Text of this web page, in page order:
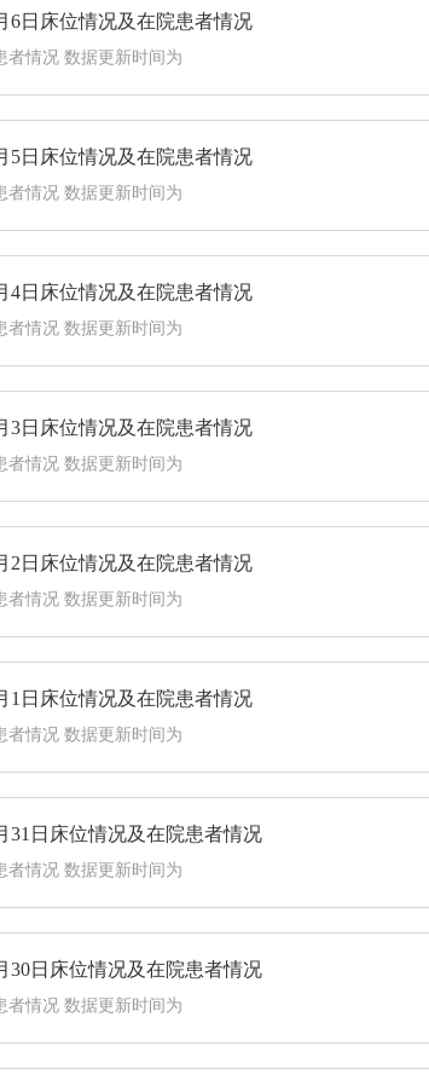
6日床位情况及在院患者情况
者情况 数据更新时间为
5日床位情况及在院患者情况
者情况 数据更新时间为
4日床位情况及在院患者情况
者情况 数据更新时间为
3日床位情况及在院患者情况
者情况 数据更新时间为
2日床位情况及在院患者情况
者情况 数据更新时间为
1日床位情况及在院患者情况
者情况 数据更新时间为
31日床位情况及在院患者情况
者情况 数据更新时间为
30日床位情况及在院患者情况
者情况 数据更新时间为